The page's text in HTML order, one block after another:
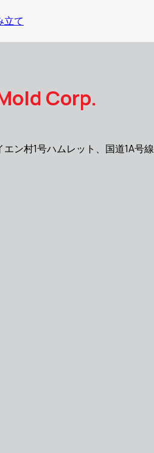
立て
Corp.
ン村1号ハムレット、国道1A号線